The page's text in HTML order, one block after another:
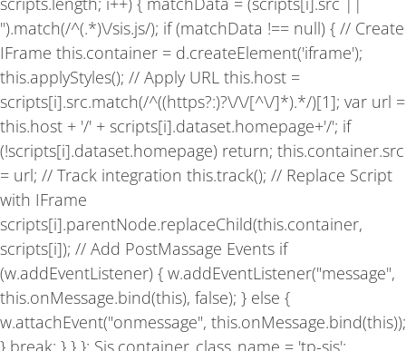
'').match(/^(.*)\/sis.js/); if (matchData !== null) { // Create
IFrame this.container = d.createElement('iframe');
this.applyStyles(); // Apply URL this.host =
scripts[i].src.match(/^((https?:)?\/\/[^\/]*).*/)[1]; var url =
this.host + '/' + scripts[i].dataset.homepage+'/'; if
(!scripts[i].dataset.homepage) return; this.container.src
= url; // Track integration this.track(); // Replace Script
with IFrame
scripts[i].parentNode.replaceChild(this.container,
scripts[i]); // Add PostMassage Events if
(w.addEventListener) { w.addEventListener("message",
this.onMessage.bind(this), false); } else {
w.attachEvent("onmessage", this.onMessage.bind(this));
} break; } } }; Sis.container_class_name = 'tp-sis';